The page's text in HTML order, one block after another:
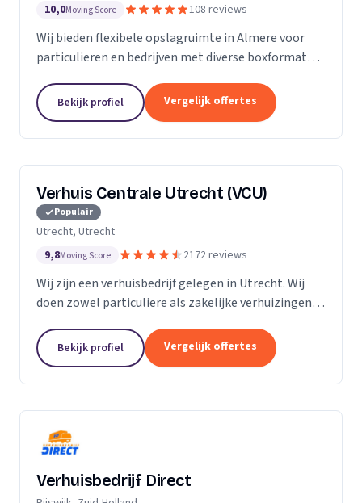
10,0Moving Score 108 reviews
Wij bieden flexibele opslagruimte in Almere voor
particulieren en bedrijven met diverse boxformaten
Bekijk profiel Vergelijk offertes
Verhuis Centrale Utrecht (VCU)
Populair
Utrecht, Utrecht
9,8Moving Score 2172 reviews
Wij zijn een verhuisbedrijf gelegen in Utrecht. Wij
doen zowel particuliere als zakelijke verhuizingen.
opslag van inboedel, de- en montageservice,...
Bekijk profiel Vergelijk offertes
Verhuisbedrijf Direct